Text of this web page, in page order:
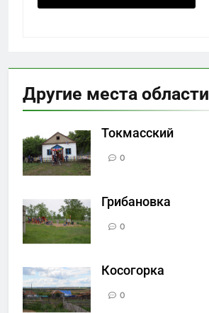
Другие места области
Токмасский
0
Грибановка
0
Косогорка
0